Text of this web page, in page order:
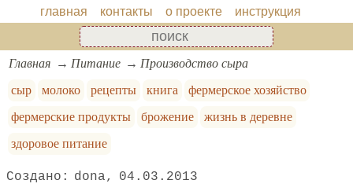
главная контакты о проекте инструкция
Главная Питание
Производство сыра
сыр
молоко рецепты книга
фермерское хозяйство
фермерские продукты
брожение
жизнь в деревне
здоровое питание
dona 04.03.2013